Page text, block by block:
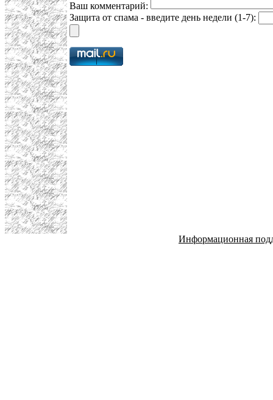
Ваш комментарий:
Защита от спама - введите день недели (1-7):
Информационная